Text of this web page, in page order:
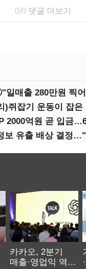
0/0 댓글 더보기
보 유출 배상 결정
카카오, 2분기
매출·영업익 역대